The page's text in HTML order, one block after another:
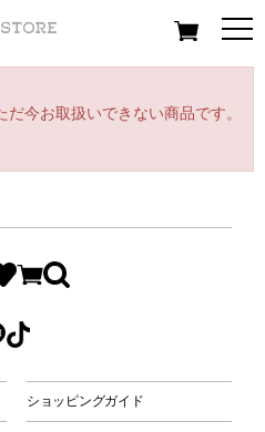
Men
今お取扱いできない商品です。
ショッピングガイド